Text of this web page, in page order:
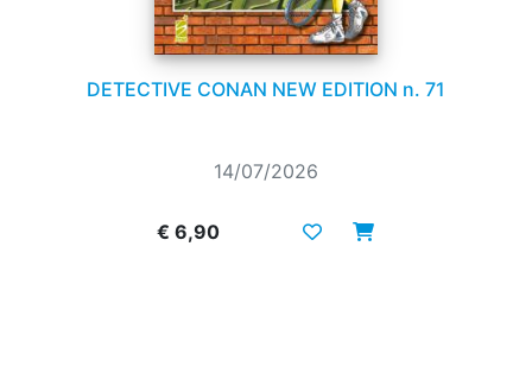
DETECTIVE CONAN NEW EDITION n. 71
14/07/2026
€ 6,90